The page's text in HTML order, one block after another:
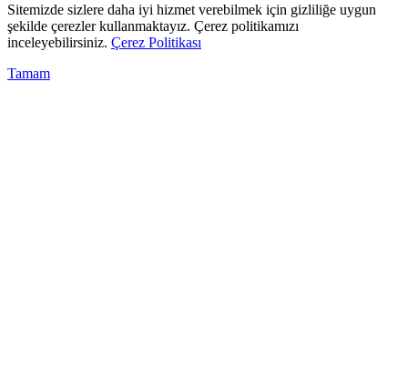
Sitemizde sizlere daha iyi hizmet verebilmek için gizliliğe uygun
şekilde çerezler kullanmaktayız. Çerez politikamızı
inceleyebilirsiniz. Çerez Politikası
Tamam